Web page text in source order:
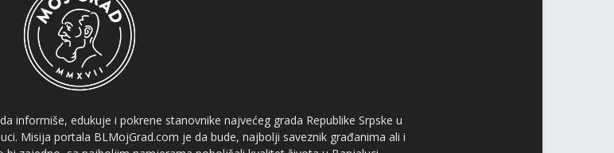
informiše, edukuje i pokrene stanovnike najvećeg grada Republike Srpske u
Misija portala BLMojGrad.com je da bude, najbolji saveznik građanima ali i